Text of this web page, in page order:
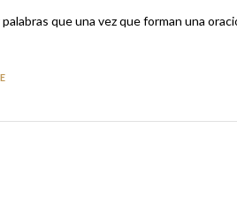
que una vez que forman una